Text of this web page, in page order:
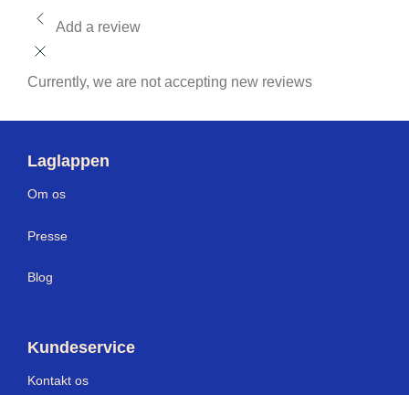
Add a review
Currently, we are not accepting new reviews
Laglappen
Om os
Presse
Blog
Kundeservice
Kontakt os